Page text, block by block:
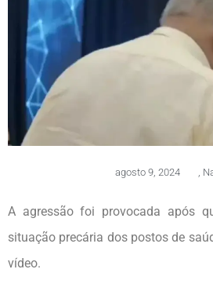
agosto 9, 2024 ,
A agressão foi provocada após
situação precária dos postos de
vídeo.